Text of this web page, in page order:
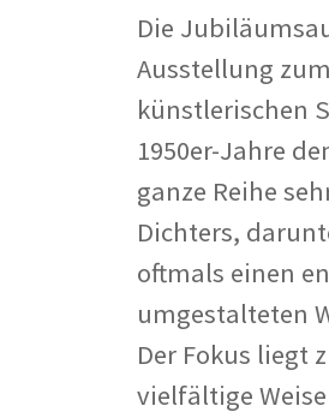
Die
Ausstellung
künstlerischen
1950er-Jahre
ganze Reihe
Dichters,
oftmals einen
umgestalteten
Der Fokus liegt
vielfältige